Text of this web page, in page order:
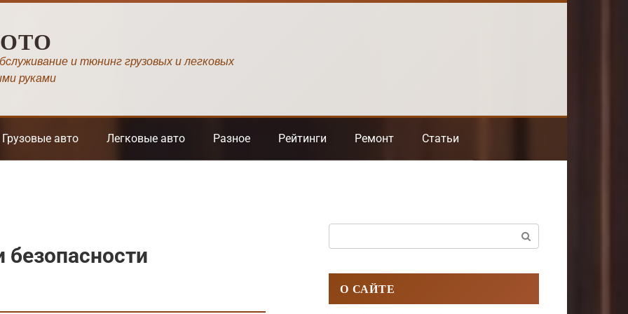
и тюнинг грузовых и легковых
руками
Грузовые авто Легковые авто Разное Рейтинги Ремонт Статьи
О САЙТЕ